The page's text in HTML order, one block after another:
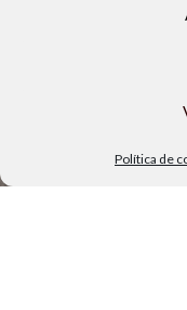
Política de